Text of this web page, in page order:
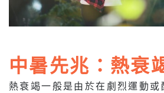
中暑先兆：熱衰
熱衰竭一般是由於在劇烈運動或